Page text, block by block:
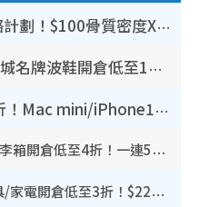
港大推賽馬會強化骨骼計劃！$100骨質密度X光檢查 完成免費運動訓練送超市禮券！附參加資格
開倉優惠 | 尖沙咀海港城名牌波鞋開倉低至1折！On鞋$899起／Joy&Peace鞋履$98起
豐澤優惠勁減低至44折！Mac mini/iPhone17Pro大減價！廚房家電$220起
開倉優惠｜尖沙咀名牌行李箱開倉低至4折！一連5日 American Tourister/ace./Hallmark $200起！
廚具開倉｜特福Tefal廚具/家電開倉低至3折！$220起買平底鍋/炒鑊/湯煲！電飯煲/吸塵機/燙斗$418起